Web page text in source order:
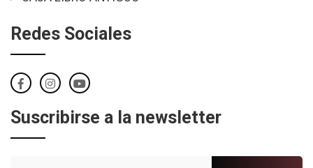
Redes Sociales
Suscribirse a la newsletter